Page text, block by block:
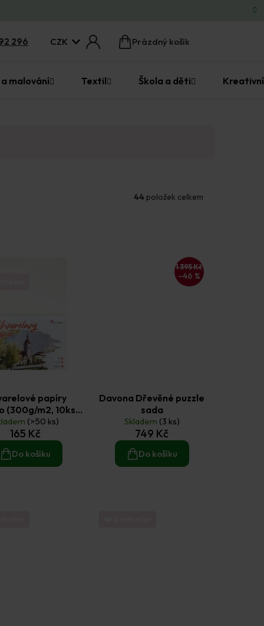
CZK
Nákupní
Prázdný košík
296
malování Textil Škola a děti
44 položek celkem
papíry
(300g/m2, 10ks)
A3(>50 ks)
165 Kč
Do košíku
1 395 Kč
–46 %
Davona Dřevěné puzzle
sada
Skladem (3 ks)
749 Kč
Do košíku